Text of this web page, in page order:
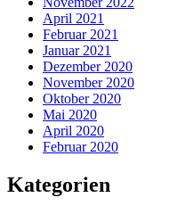
April 2021
Februar 2021
Januar 2021
Dezember 2020
November 2020
Oktober 2020
Mai 2020
April 2020
Februar 2020
Kategorien